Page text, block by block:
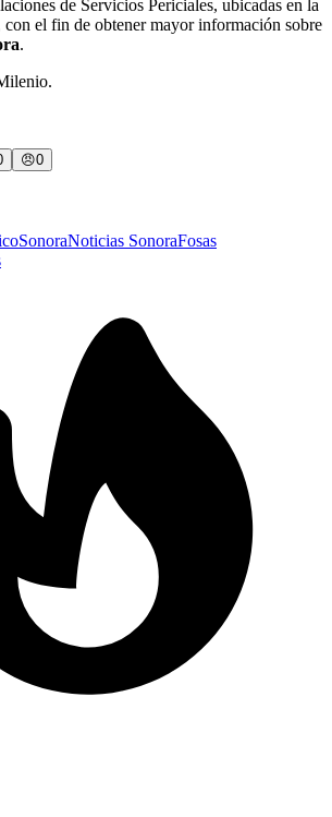
de Servicios Periciales, ubicadas en la
con el fin de obtener mayor información sobre
.
😠0
SonoraNoticias SonoraFosas